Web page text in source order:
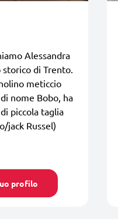
Alessandra
di Trento.
meticcio
nome Bobo, ha
piccola taglia
jack Russel)
profilo